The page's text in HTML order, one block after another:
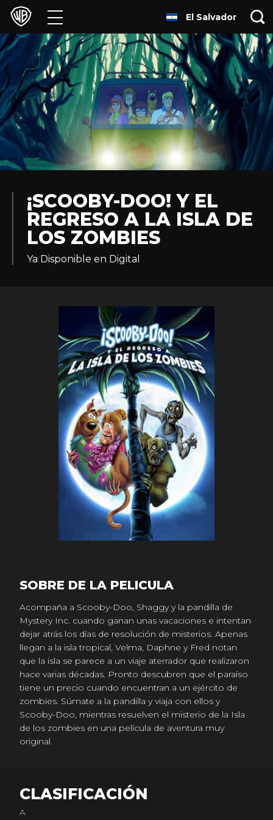
Películas
Series
Juegos y Aplicaciones
Franquicias
Colecciones
Experiencias
HBO Max
El Salvador
¡SCOOBY-DOO! Y EL
REGRESO A LA ISLA DE
LOS ZOMBIES
Ya Disponible en Digital
SOBRE DE LA PELICULA
Acompaña a Scooby-Doo, Shaggy y la pandilla de
Mystery Inc. cuando ganan unas vacaciones e intentan
dejar atrás los días de resolución de misterios. Apenas
llegan a la isla tropical, Velma, Daphne y Fred notan
que la isla se parece a un viaje aterrador que realizaron
hace varias décadas. Pronto descubren que el paraíso
tiene un precio cuando encuentran a un ejército de
zombies. Súmate a la pandilla y viaja con ellos y
Scooby-Doo, mientras resuelven el misterio de la Isla
de los zombies en una película de aventura muy
original.
CLASIFICACIÓN
A